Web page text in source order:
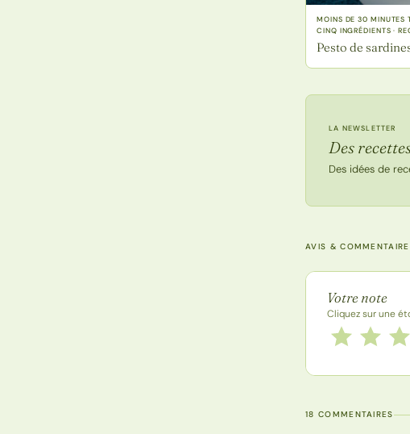
MOINS DE 30 MINUTES
CINQ INGRÉDIENTS ·
Pesto de
LA NEWSLETTER
Des
Des idées de
AVIS &
Note de la
Votre note
Cliquez sur une
Notez cette
3
2 étoiles
1 étoile
18 COMMENTAIRES